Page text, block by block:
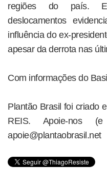
regiões do país.
deslocamentos
influência do ex-
apesar da derrota nas
Com informações do
Plantão Brasil foi criado
REIS. Apoie-nos
apoie@plantaobrasil.net